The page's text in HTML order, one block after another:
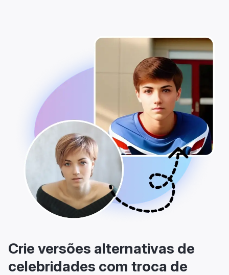
Crie versões alternativas de
celebridades com troca de